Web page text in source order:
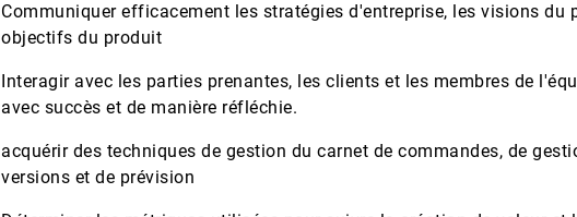
Communiquer efficacement les stratégies d'entreprise, les visions du
objectifs du produit
Interagir avec les parties prenantes, les clients et les membres de
avec succès et de manière réfléchie.
acquérir des techniques de gestion du carnet de commandes, de
versions et de prévision